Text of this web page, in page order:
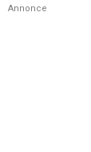
Annonce